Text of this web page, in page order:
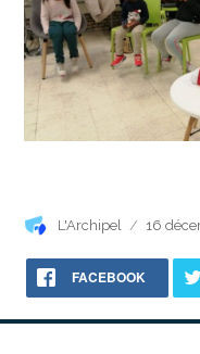
Auteur
L'Archipel
Publié
16
FACEBOOK